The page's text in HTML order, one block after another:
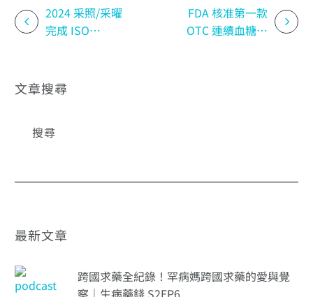
2024 采照/采曜
完成 ISO
FDA 核准第一款
OTC 連續血糖監
文章搜尋
最新文章
跨國求藥全紀錄！罕病媽跨國求藥的愛與覺
察｜生病藥錢 S2EP6